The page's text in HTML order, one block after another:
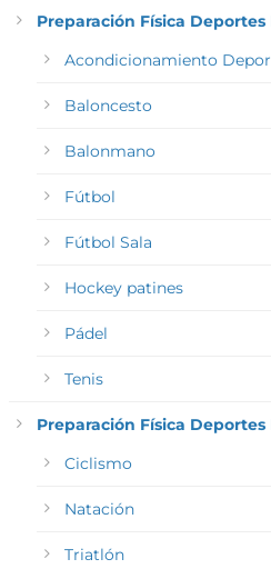
Preparación Física
Acondicionamiento
Baloncesto
Balonmano
Fútbol
Fútbol Sala
Hockey patines
Pádel
Tenis
Preparación Física
Ciclismo
Natación
Triatlón